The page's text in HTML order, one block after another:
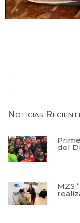
Noticias
del
MZS